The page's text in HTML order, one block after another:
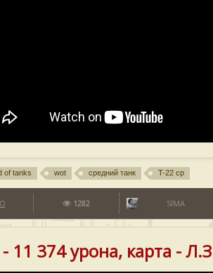
of tanks wot средний танк T-22 ср
1282 SIMA
11 374 урона, карта -